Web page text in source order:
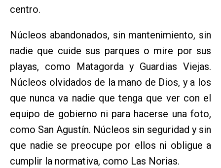
centro.
Núcleos abandonados, sin mantenimiento, sin
nadie que cuide sus parques o mire por sus
playas, como Matagorda y Guardias Viejas.
Núcleos olvidados de la mano de Dios, y a los
que nunca va nadie que tenga que ver con el
equipo de gobierno ni para hacerse una foto,
como San Agustín. Núcleos sin seguridad y sin
que nadie se preocupe por ellos ni obligue a
cumplir la normativa, como Las Norias.